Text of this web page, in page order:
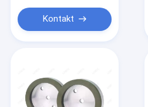
Kontakt